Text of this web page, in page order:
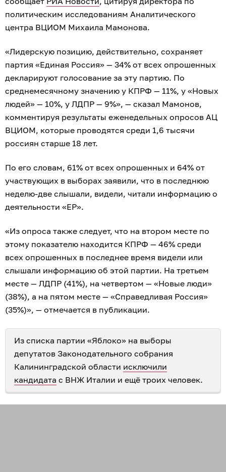
политическим исследованиям Аналитического
центра ВЦИОМ Михаила Мамонова.
«Лидерскую позицию, действительно, сохраняет
партия «Единая Россия» — 34% от всех опрошенных
декларируют голосование за эту партию. По
среднемесячному значению у КПРФ — 11%, у «Новых
людей» — 10%, у ЛДПР — 9%», — сказал Мамонов,
комментируя результаты еженедельных опросов АЦ
ВЦИОМ, которые проводятся среди 1,6 тысячи
россиян старше 18 лет.
По его словам, 61% от всех опрошенных и 64% от
участвующих в выборах заявили, что в последнюю
неделю-две слышали, видели, читали информацию о
деятельности «ЕР».
«Из опроса также следует, что на втором месте по
этому показателю находится КПРФ — 46% среди
всех опрошенных в последнее время видели или
слышали информацию об этой партии. На третьем
месте — ЛДПР (41%), на четвертом — «Новые люди»
(38%), а на пятом месте — «Справедливая Россия»
(35%)», — отмечается в публикации.
Из списка партии «Яблоко» на выборы
депутатов Законодательного собрания
Калининградской области исключили
кандидата с ВНЖ Италии и ещё троих человек.